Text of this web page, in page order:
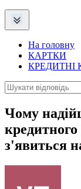
На головну
КАРТКИ
КРЕДИТНІ
Чому
кредитного
з'явиться